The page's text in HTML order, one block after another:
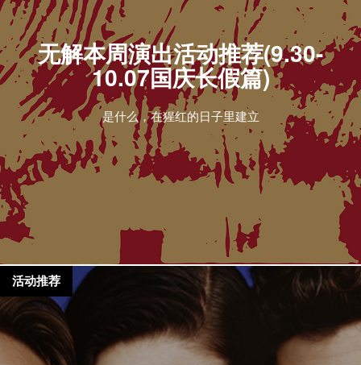
无解本周演出活动推荐(9.30-
10.07国庆长假篇)
是什么，在猩红的日子里建立
活动推荐